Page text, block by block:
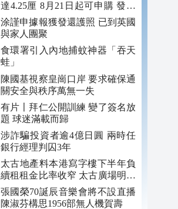
達4.25厘 8月21日起可申購 發行
金額最多550億
涂謹申據報獲發還護照 已到英國
與家人團聚
食環署引入內地捕蚊神器「吞天
蛙」
陳國基視察皇崗口岸 要求確保通
關安全與秩序萬無一失
有片〡拜仁公開訓練 變了簽名放
題 球迷滿載而歸
涉詐騙投資者逾4億日圓 兩時任
銀行經理判囚3年
太古地產料本港寫字樓下半年負
續租租金比率收窄 太古廣場明年
轉正
張國榮70誕辰音樂會將不設直播
陳淑芬構思1956部無人機賀壽